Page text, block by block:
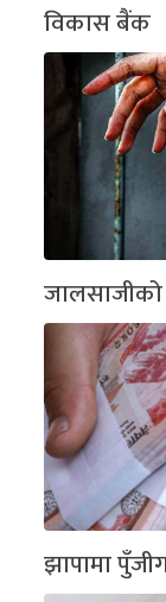
विकास बैंक
जालसाजीको
झापामा